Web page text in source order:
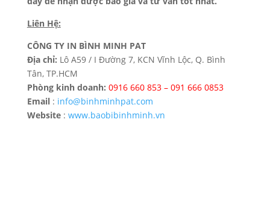
Liên Hệ:
CÔNG TY IN BÌNH MINH PAT
Địa chỉ: Lô A59 / I Đường 7, KCN Vĩnh Lộc, Q. Bình
Tân, TP.HCM
Phòng kinh doanh: 0916 660 853 – 091 666 0853
Email: info@binhminhpat.com
Website : www.baobibinhminh.vn